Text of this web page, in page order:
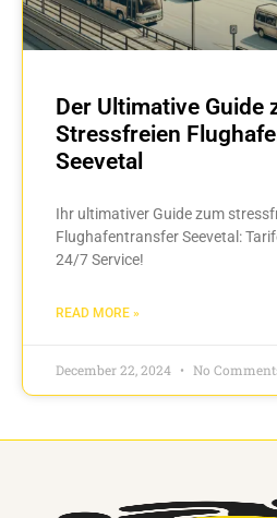
Der Ultimative Guide
Stressfreien
Seevetal
Ihr ultimativer Guide zum
Flughafentransfer Seevetal:
24/7 Service!
READ MORE »
December 22, 2024 No